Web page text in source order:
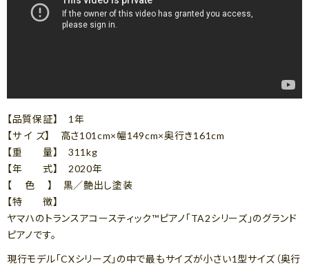
【品質保証】 1年
【サ イ ズ】 高さ101cm×幅149cm×奥行き161cm
【重 量】 311kg
【年 式】 2020年
【 色 】 黒／艶出し塗装
【特 徴】
ヤマハのトランスアコースティック™ピアノ「TA2シリーズ」のグランド
ピアノです。
現行モデル「CXシリーズ」の中で最もサイズが小さい1型サイズ（奥行